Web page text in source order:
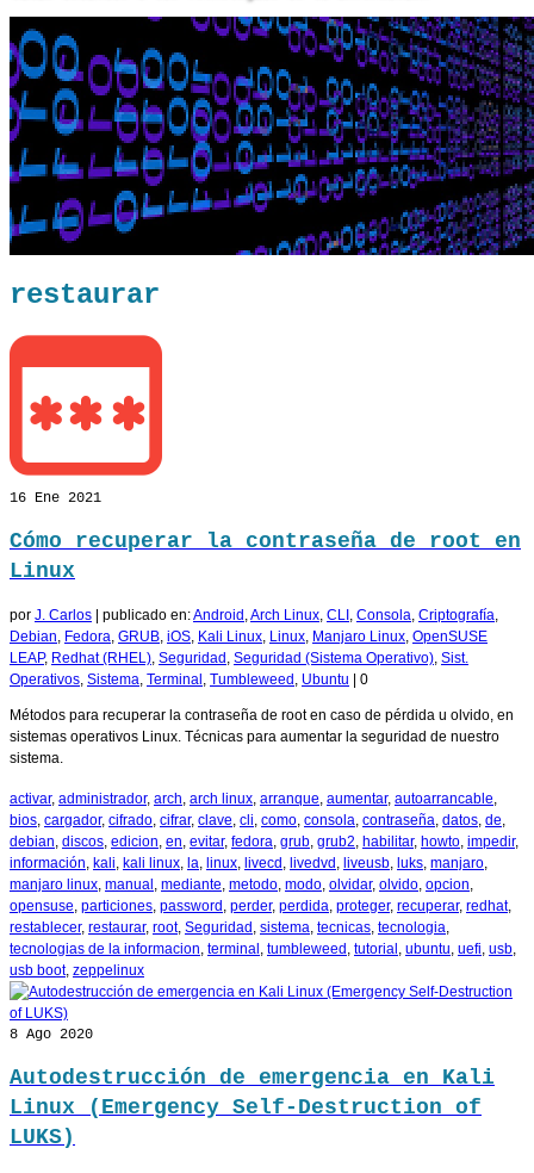
restaurar
16 Ene 2021
Cómo recuperar la contraseña de root en
Linux
por J. Carlos publicado en:Android ,Arch Linux, CLI , Consola, Criptografía,
Debian, Fedora, GRUB, iOS, Kali Linux, Linux, Manjaro Linux, OpenSUSE
LEAP, Redhat (RHEL), Seguridad , Seguridad (Sistema Operativo), Sist.
Operativos, Sistema, Terminal , Tumbleweed , Ubuntu 0
Métodos para recuperar la contraseña de root en caso de pérdida u olvido, en
sistemas operativos Linux. Técnicas para aumentar la seguridad de nuestro
sistema.
activar, administrador, arch, arch linux, arranque, aumentar, autoarrancable,
bios, cargador, cifrado, cifrar, clave, cli, como, consola, contraseña, datos, de,
debian, discos, edicion, en, evitar, fedora, grub, grub2, habilitar, howto, impedir,
información, kali, kali linux, la, linux, livecd , livedvd , liveusb, luks, manjaro,
manjaro linux, manual , mediante, metodo, modo, olvidar, olvido, opcion,
opensuse, particiones, password , perder, perdida, proteger, recuperar, redhat,
restablecer, restaurar, root, Seguridad , sistema, tecnicas, tecnologia,
tecnologias de la informacion, terminal , tumbleweed , tutorial , ubuntu, uefi, usb,
usb boot, zeppelinux
8 Ago 2020
Autodestrucción de emergencia en Kali
Linux (Emergency Self-Destruction of
LUKS)